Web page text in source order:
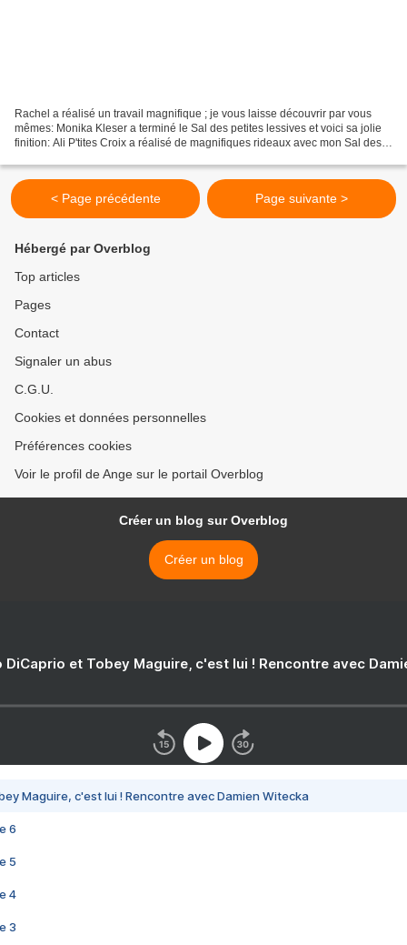
Rachel a réalisé un travail magnifique ; je vous laisse découvrir par vous
mêmes: Monika Kleser a terminé le Sal des petites lessives et voici sa jolie
finition: Ali P'tites Croix a réalisé de magnifiques rideaux avec mon Sal des
< Page précédente Page suivante >
Hébergé par Overblog
Top articles
Pages
Contact
Signaler un abus
C.G.U.
Cookies et données personnelles
Préférences cookies
Voir le profil de Ange sur le portail Overblog
Créer un blog sur Overblog
Créer un blog
DiCaprio et Tobey Maguire, c'est lui ! Rencontre avec
Maguire, c'est lui ! Rencontre avec Damien Witecka
6
5
4
3